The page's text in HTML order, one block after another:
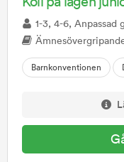
1-3, 4-6, Anpassad
Ämnesövergripande, Hållbart
Barnkonventionen